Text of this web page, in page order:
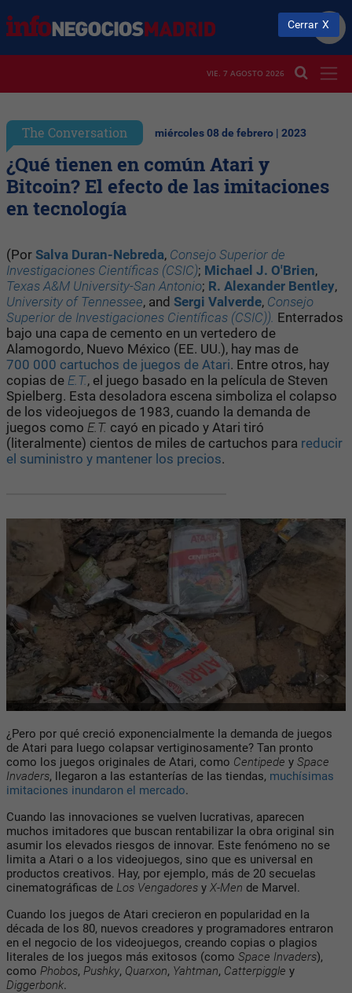
VIE. 7 AGOSTO 2026
The Conversation miércoles 08 de febrero | 2023
¿Qué tienen en común Atari y
Bitcoin? El efecto de las imitaciones
en tecnología
(Por Salva Duran-Nebreda, Consejo Superior de
Investigaciones Científicas (CSIC); Michael J. O'Brien,
Texas A&M University-San Antonio; R. Alexander Bentley,
University of Tennessee, and Sergi Valverde, Consejo
Superior de Investigaciones Científicas (CSIC)). Enterrados
bajo una capa de cemento en un vertedero de
Alamogordo, Nuevo México (EE. UU.), hay mas de
700 000 cartuchos de juegos de Atari. Entre otros, hay
copias de E.T., el juego basado en la película de Steven
Spielberg. Esta desoladora escena simboliza el colapso
de los videojuegos de 1983, cuando la demanda de
juegos como E.T. cayó en picado y Atari tiró
(literalmente) cientos de miles de cartuchos para reducir
el suministro y mantener los precios.
¿Pero por qué creció exponencialmente la demanda de juegos
de Atari para luego colapsar vertiginosamente? Tan pronto
como los juegos originales de Atari, como Centipede y Space
Invaders, llegaron a las estanterías de las tiendas, muchísimas
imitaciones inundaron el mercado.
Cuando las innovaciones se vuelven lucrativas, aparecen
muchos imitadores que buscan rentabilizar la obra original sin
asumir los elevados riesgos de innovar. Este fenómeno no se
limita a Atari o a los videojuegos, sino que es universal en
productos creativos. Hay, por ejemplo, más de 20 secuelas
cinematográficas de Los Vengadores y X-Men de Marvel.
Cuando los juegos de Atari crecieron en popularidad en la
década de los 80, nuevos creadores y programadores entraron
en el negocio de los videojuegos, creando copias o plagios
literales de los juegos más exitosos (como Space Invaders),
como Phobos, Pushky, Quarxon, Yahtman, Catterpiggle y
Diggerbonk.
Cerrar